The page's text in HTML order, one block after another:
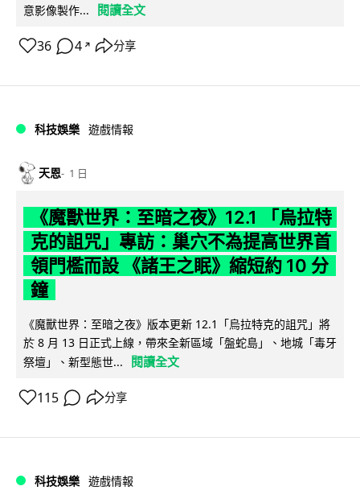
意影像製作...
閱讀全文
36 4 ↗ 分享
科技娛樂 遊戲情報
天恩 1 日
《魔獸世界：至暗之夜》12.1 「烏拉特
克的詛咒」專訪：巢穴不為提高世界首
領門檻而設 《諸王之眠》縮短約 10 分
鐘
《魔獸世界：至暗之夜》版本更新 12.1「烏拉特克的詛咒」將
於 8 月 13 日正式上線，帶來全新區域「盤蛇島」、地城「毒牙
祭壇」、新型態世...
閱讀全文
115 分享
科技娛樂 遊戲情報